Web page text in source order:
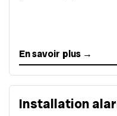
En savoir plus →
Installation